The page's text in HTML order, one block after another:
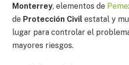
Monterrey, elementos de
de Protección Civil estatal y
lugar para controlar el
mayores riesgos.